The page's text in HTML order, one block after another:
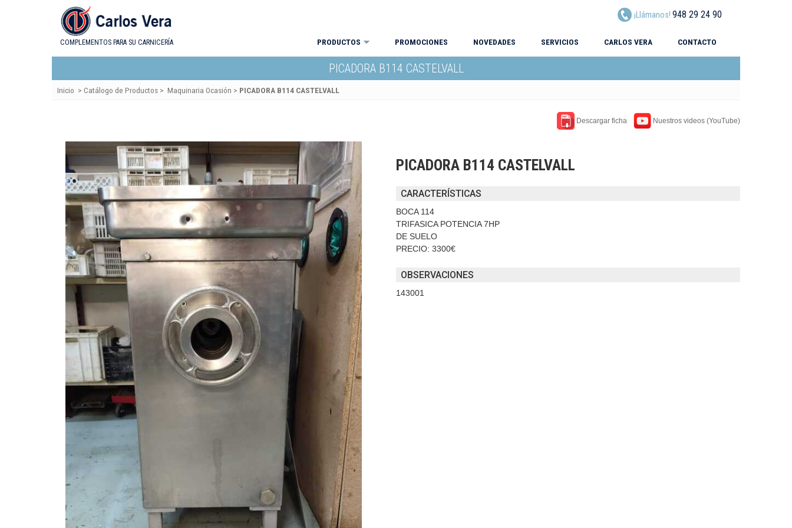
COMPLEMENTOS PARA SU CARNICERÍA
¡Llámanos! 948 29 24 90
PRODUCTOS PROMOCIONES NOVEDADES SERVICIOS CARLOS VERA CONTACTO
PICADORA B114 CASTELVALL
Inicio > Catálogo de Productos > Maquinaria Ocasión > PICADORA B114 CASTELVALL
Descargar ficha Nuestros videos (YouTube)
PICADORA B114 CASTELVALL
CARACTERÍSTICAS
BOCA 114
TRIFASICA POTENCIA 7HP
DE SUELO
PRECIO: 3300€
OBSERVACIONES
143001